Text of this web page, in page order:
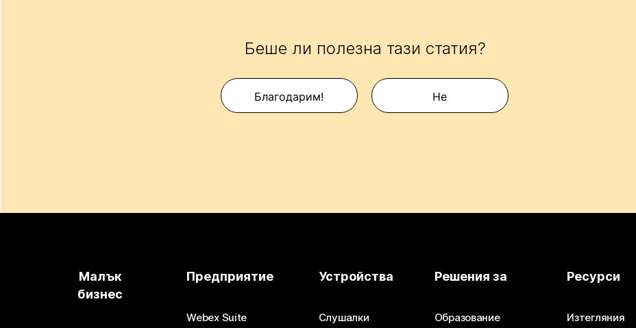
Беше ли полезна тази статия?
Благодарим! Не
Малък
бизнес
Предприятие
Webex Suite
Устройства
Слушалки
Решения за
Образование
Ресурси
Изтегляния